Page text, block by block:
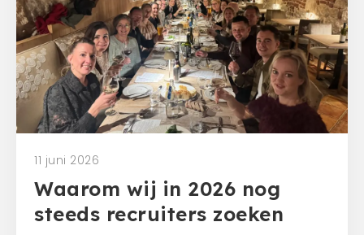
11 juni 2026
Waarom wij in 2026 nog
steeds recruiters zoeken